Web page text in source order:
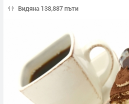
Видяна 138,887 пъти